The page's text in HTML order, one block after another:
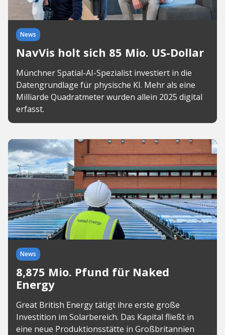
News
NavVis holt sich 85 Mio. US-Dollar
Münchner Spatial-AI-Spezialist investiert in die
Datengrundlage für physische KI. Mehr als eine
Milliarde Quadratmeter wurden allein 2025 digital
erfasst.
News
8,875 Mio. Pfund für Naked
Energy
Great British Energy tätigt ihre erste große
Investition im Solarbereich. Das Kapital fließt in
eine neue Produktionsstätte in Großbritannien